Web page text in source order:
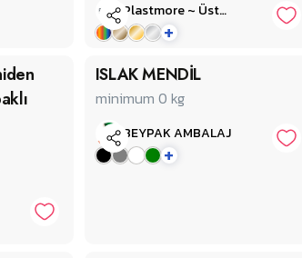
Plastmore ~ Üstün Plastik
+
ISLAK MENDİL
minimum 0 kg
BEYPAK AMBALAJ
+